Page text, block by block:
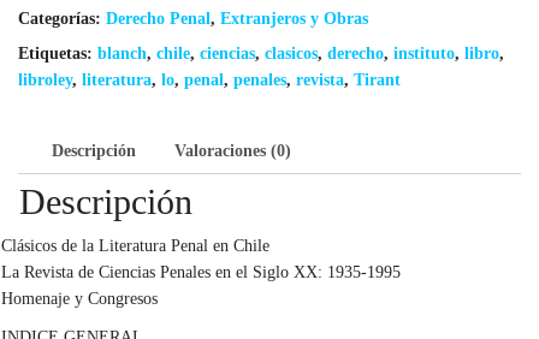
Categorías: Derecho Penal, Extranjeros y Obras
Etiquetas: blanch, chile, ciencias, clasicos, derecho, instituto, libro,
libroley, literatura, lo, penal, penales, revista, Tirant
Descripción Valoraciones (0)
Descripción
Clásicos de la Literatura Penal en Chile
La Revista de Ciencias Penales en el Siglo XX: 1935-1995
Homenaje y Congresos